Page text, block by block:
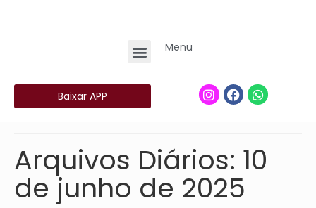
Menu
Baixar APP
Arquivos Diários: 10
de junho de 2025